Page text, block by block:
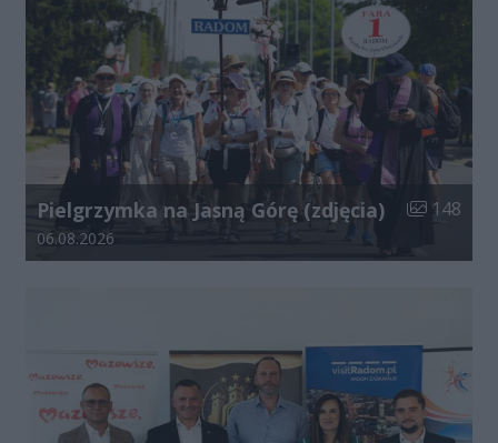
Pielgrzymka na Jasną Górę (zdjęcia) Liczba
148
Data dodania galerii:
06.08.2026